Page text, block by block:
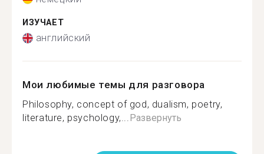
ИЗУЧАЕТ
английский
Мои любимые темы для разговора
Philosophy, concept of god, dualism, poetry,
literature, psychology,...Развернуть